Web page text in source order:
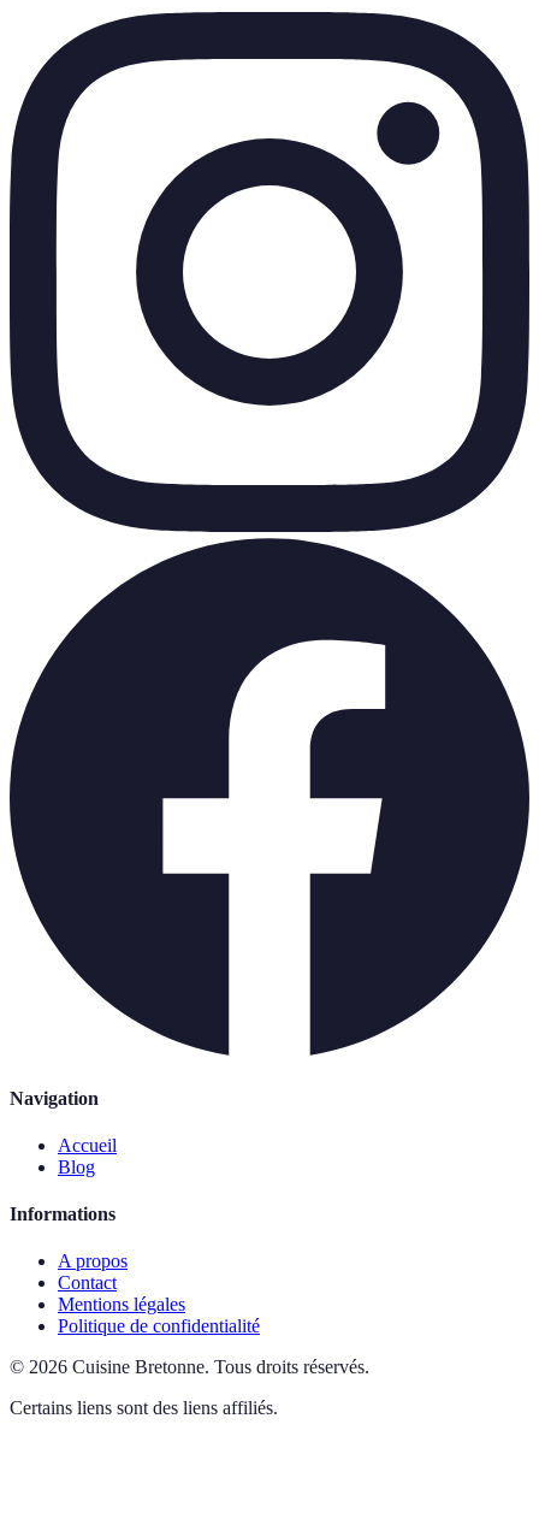
Navigation
Accueil
Blog
Informations
A propos
Contact
Mentions légales
Politique de confidentialité
© 2026 Cuisine Bretonne. Tous droits réservés.
Certains liens sont des liens affiliés.